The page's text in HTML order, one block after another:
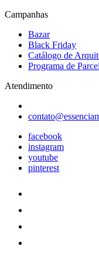
Campanhas
Bazar
Black Friday
Catálogo de
Programa de
Atendimento
facebook
instagram
youtube
pinterest